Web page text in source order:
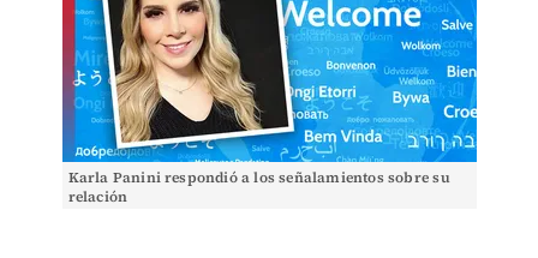
Karla Panini respondió a los señalamientos sobre su
relación